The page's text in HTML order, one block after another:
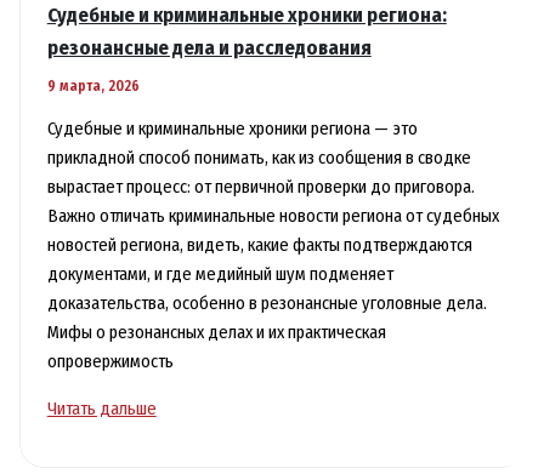
Судебные и криминальные хроники региона:
резонансные дела и расследования
9 марта, 2026
Судебные и криминальные хроники региона — это
прикладной способ понимать, как из сообщения в сводке
вырастает процесс: от первичной проверки до приговора.
Важно отличать криминальные новости региона от судебных
новостей региона, видеть, какие факты подтверждаются
документами, и где медийный шум подменяет
доказательства, особенно в резонансные уголовные дела.
Мифы о резонансных делах и их практическая
опровержимость
Судебные
Читать дальше